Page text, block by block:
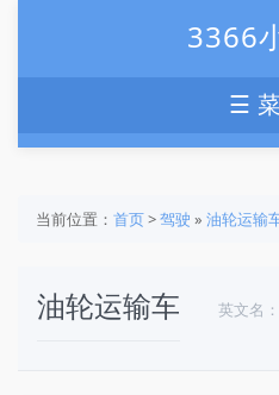
3366
☰
当前位置： 首页>驾驶 » 油轮运输
油轮运输车 英文名